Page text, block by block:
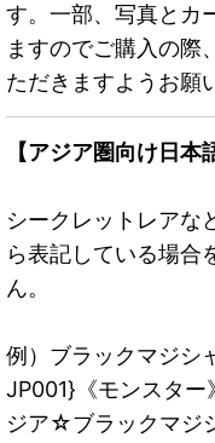
す。一部、写真とカ
ますのでご購入の際
ただきますようお願
【アジア圏向け日本
シークレットレアな
ら表記している場合
ん。
例）ブラックマジシ
JP001}《モンスタ
ジア☆ブラックマジ